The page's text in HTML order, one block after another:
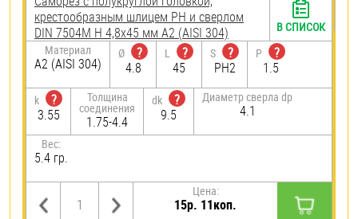
крестообразным шлицем PH и сверлом
DIN 7504M H 4,8х45 мм А2 (AISI 304)
Материал
А2 (AISI 304)
Ø
?
4.8
L
?
45
S
?
PH2
P
?
1.5
k
?
3.55
Толщина
соединения
1.75-4.4
dk
?
9.5
Диаметр сверла dp
4.1
Вес:
5.4 гр.
Цена:
15р. 11коп.
В СПИСОК